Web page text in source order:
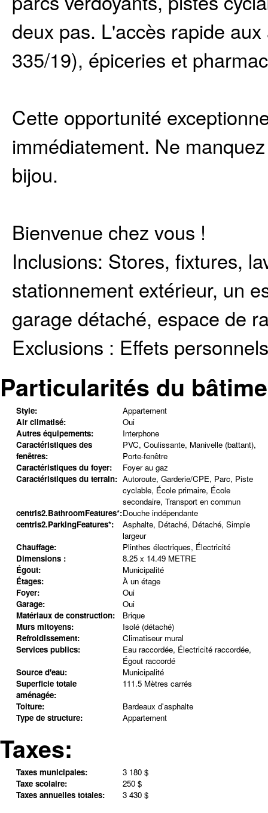
deux pas. L'accès rapide
335/19), épiceries et
Cette opportunité
immédiatement. Ne
bijou.
Bienvenue chez vous !
Inclusions: Stores, fixtures,
stationnement extérieur, un
garage détaché, espace de
Exclusions : Effets
Particularités du
Style:
Appartement
Air climatisé:
Oui
Autres équipements:
Interphone
Caractéristiques des
fenêtres:
PVC, Coulissante, Manivelle (battant),
Porte-fenêtre
Caractéristiques du foyer:
Foyer au gaz
Caractéristiques du terrain: Autoroute, Garderie/CPE, Parc, Piste
cyclable, École primaire, École
secondaire, Transport en commun
centris2.BathroomFeatures*:Douche indépendante
centris2.ParkingFeatures*:
Asphalte, Détaché, Détaché, Simple
largeur
Chauffage:
Plinthes électriques, Électricité
Dimensions :
8.25 x 14.49 METRE
Égout:
Municipalité
Étages:
À un étage
Foyer:
Oui
Garage:
Oui
Matériaux de construction:
Brique
Murs mitoyens:
Isolé (détaché)
Refroidissement:
Climatiseur mural
Services publics:
Eau raccordée, Électricité raccordée,
Égout raccordé
Source d'eau:
Municipalité
Superficie totale
aménagée:
111.5 Mètres carrés
Toiture:
Bardeaux d'asphalte
Type de structure:
Appartement
Taxes:
Taxes municipales:
3 180 $
Taxe scolaire:
250 $
Taxes annuelles totales:
3 430 $